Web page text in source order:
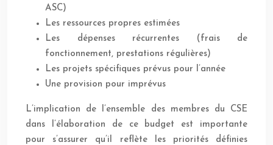
ASC)
Les ressources propres estimées
Les dépenses récurrentes (frais de
fonctionnement, prestations régulières)
Les projets spécifiques prévus pour l’année
Une provision pour imprévus
L’implication de l’ensemble des membres du CSE
dans l’élaboration de ce budget est importante
pour s’assurer qu’il reflète les priorités définies